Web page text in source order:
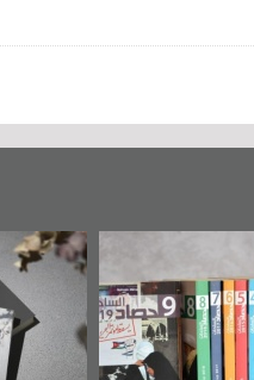
تصدر حصاد
الساحات 2019
«وطن
جديدة
عسكري
«مرآة